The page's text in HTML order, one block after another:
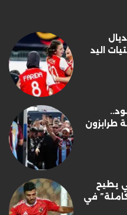
اليد
طرابزون
يطيح
في